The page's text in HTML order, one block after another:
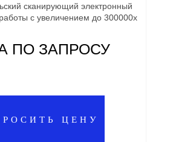
сканирующий электронный
с увеличением до 300000х
ПО ЗАПРОСУ
ЦЕНУ